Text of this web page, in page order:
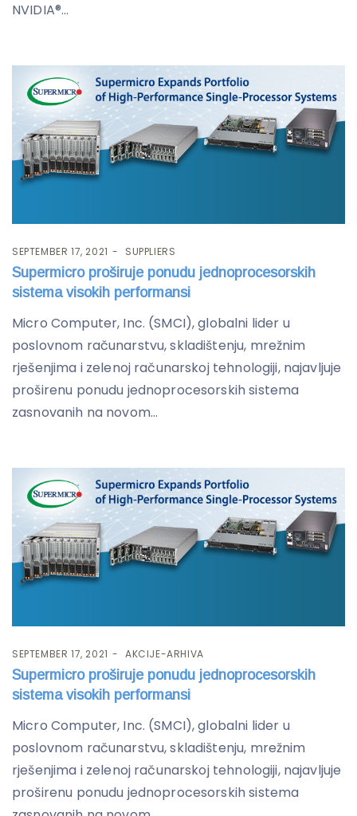
NVIDIA®...
SEPTEMBER 17, 2021 SUPPLIERS
Supermicro proširuje ponudu jednoprocesorskih
sistema visokih performansi
Micro Computer, Inc. (SMCI), globalni lider u
poslovnom računarstvu, skladištenju, mrežnim
rješenjima i zelenoj računarskoj tehnologiji, najavljuje
proširenu ponudu jednoprocesorskih sistema
zasnovanih na novom...
SEPTEMBER 17, 2021 AKCIJE-ARHIVA
Supermicro proširuje ponudu jednoprocesorskih
sistema visokih performansi
Micro Computer, Inc. (SMCI), globalni lider u
poslovnom računarstvu, skladištenju, mrežnim
rješenjima i zelenoj računarskoj tehnologiji, najavljuje
proširenu ponudu jednoprocesorskih sistema